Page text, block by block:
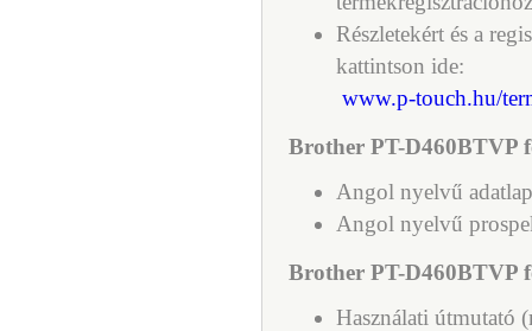
Részletekért és a
kattintson ide:
www.p-touch.hu/
Brother PT-D460BTVP
Angol nyelvű
Angol nyelvű
Brother PT-D460BTVP
Használati útmutató